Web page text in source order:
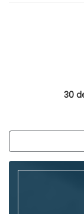
30